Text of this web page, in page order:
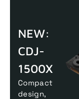
NEW:
CDJ-
1500X
Compact
design,